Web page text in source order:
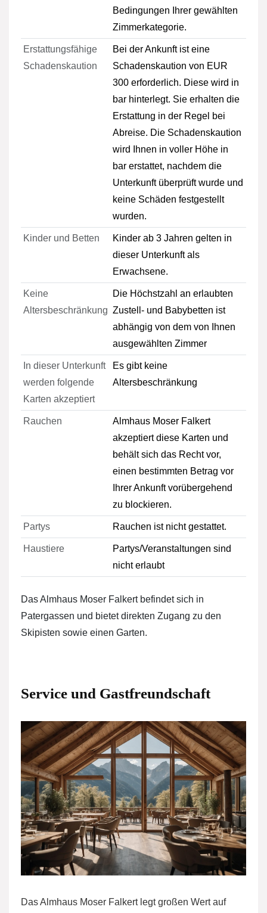
Bedingungen Ihrer gewählten
Zimmerkategorie.
Erstattungsfähige
Schadenskaution
Bei der Ankunft ist eine
Schadenskaution von EUR
300 erforderlich. Diese wird in
bar hinterlegt. Sie erhalten die
Erstattung in der Regel bei
Abreise. Die Schadenskaution
wird Ihnen in voller Höhe in
bar erstattet, nachdem die
Unterkunft überprüft wurde und
keine Schäden festgestellt
wurden.
Kinder und Betten
Kinder ab 3 Jahren gelten in
dieser Unterkunft als
Erwachsene.
Keine
Altersbeschränkung
Die Höchstzahl an erlaubten
Zustell- und Babybetten ist
abhängig von dem von Ihnen
ausgewählten Zimmer
In dieser Unterkunft
werden folgende
Karten akzeptiert
Es gibt keine
Altersbeschränkung
Rauchen
Almhaus Moser Falkert
akzeptiert diese Karten und
behält sich das Recht vor,
einen bestimmten Betrag vor
Ihrer Ankunft vorübergehend
zu blockieren.
Partys Rauchen ist nicht gestattet.
Haustiere
Partys/Veranstaltungen sind
nicht erlaubt
Das Almhaus Moser Falkert befindet sich in
Patergassen und bietet direkten Zugang zu den
Skipisten sowie einen Garten.
Service und Gastfreundschaft
Das Almhaus Moser Falkert legt großen Wert auf